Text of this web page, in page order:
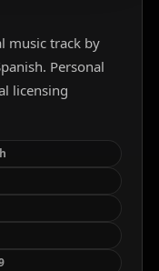
music track by
Personal
licensing